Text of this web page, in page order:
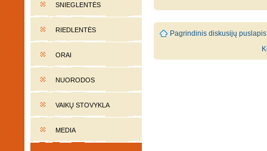
SNIEGLENTĖS
RIEDLENTĖS
ORAI
NUORODOS
VAIKŲ STOVYKLA
MEDIA
Pagrindinis diskusijų puslapis